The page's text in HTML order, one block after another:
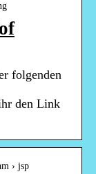
folgenden
den Link
› jsp